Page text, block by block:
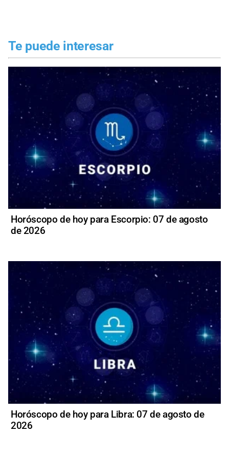
Te puede interesar
Horóscopo de hoy para Escorpio: 07 de agosto
de 2026
Horóscopo de hoy para Libra: 07 de agosto de
2026